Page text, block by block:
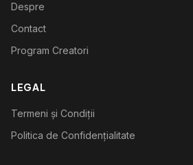
Despre
Contact
Program Creatori
LEGAL
Termeni și Condiții
Politica de Confidențialitate